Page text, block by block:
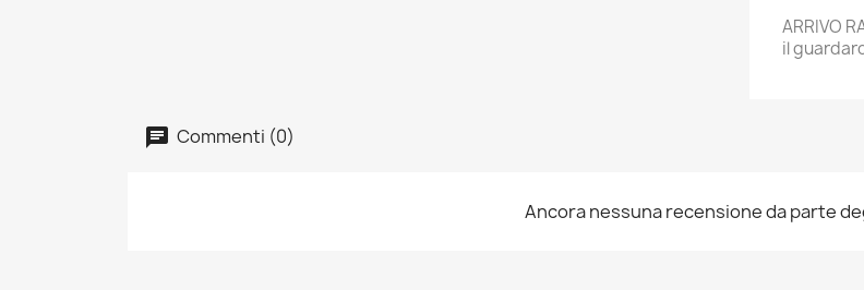
ARRIVO
il
Commenti (0)
Ancora nessuna recensione da parte